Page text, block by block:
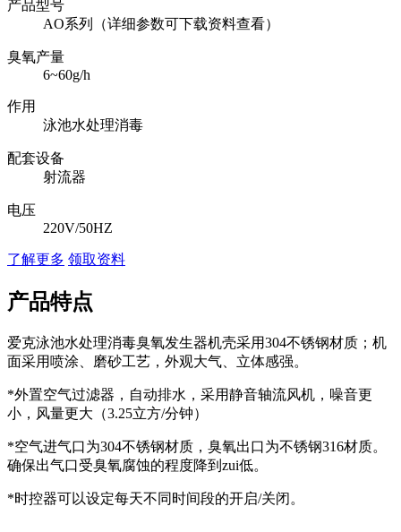
产品型号
AO系列（详细参数可下载资料查看）
臭氧产量
6~60g/h
作用
泳池水处理消毒
配套设备
射流器
电压
220V/50HZ
了解更多 领取资料
产品特点
爱克泳池水处理消毒臭氧发生器机壳采用304不锈钢材质；机
面采用喷涂、磨砂工艺，外观大气、立体感强。
*外置空气过滤器，自动排水，采用静音轴流风机，噪音更
小，风量更大（3.25立方/分钟）
*空气进气口为304不锈钢材质，臭氧出口为不锈钢316材质。
确保出气口受臭氧腐蚀的程度降到zui低。
*时控器可以设定每天不同时间段的开启/关闭。